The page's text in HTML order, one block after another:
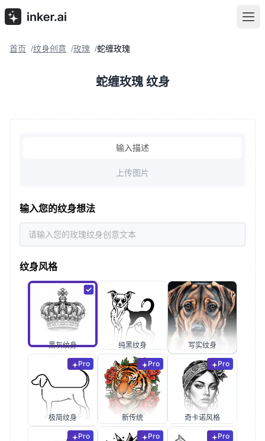
首页 /纹身创意 /玫瑰 /蛇缠玫瑰
蛇缠玫瑰 纹身
输入描述
上传图片
输入您的纹身想法
纹身风格
黑灰纹身 纯黑纹身 写实纹身
Pro
极简纹身
Pro
新传统
Pro
奇卡诺风格
Pro Pro Pro